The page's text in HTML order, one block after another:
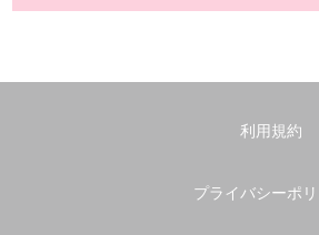
利用規約
プライバシーポ